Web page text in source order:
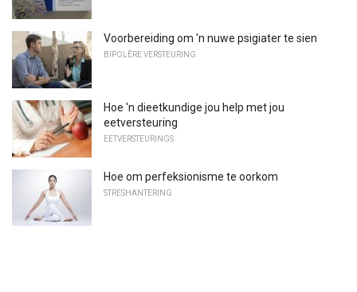
Voorbereiding om 'n nuwe psigiater te sien
BIPOLÊRE VERSTEURING
Hoe 'n dieetkundige jou help met jou
eetversteuring
EETVERSTEURINGS
Hoe om perfeksionisme te oorkom
STRESHANTERING